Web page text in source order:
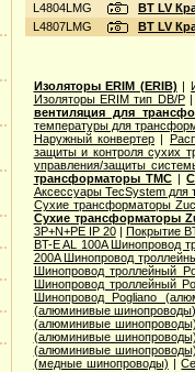
L4804LMG
BT LV
L4807LMG
BT LV
Изоляторы ERIM (ERIB) |
Изоляторы ERIM тип DB/P
вентиляция для
температуры для
Наружный конвертер |
защиты и контроля сухих
управления/защиты
трансформаторы TMC|
Аксессуары TecSystem для
Сухие трансформаторы
Сухие трансформаторы
3P+N+PE IP 20| Покрытие
BT-E AL 100A Шинопровод
200A Шинопровод
Шинопровод троллейный
Шинопровод троллейный
Шинопровод Pogliano
(алюминивые
(алюминивые
(алюминивые
(алюминивые
(медные шинопроводы) |